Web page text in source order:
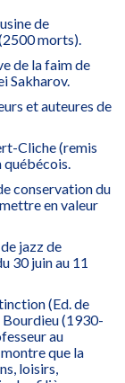
de
morts).
de la faim de
Sakharov.
et auteures de
Cliche (remis
québécois.
conservation du
en valeur
jazz de
30 juin au 11
(Ed. de
(1930-
au
que la
loisirs,